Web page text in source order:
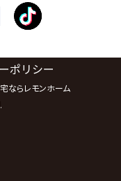
ポリシー
ならレモンホーム